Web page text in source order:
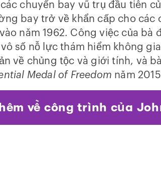
chuyến bay vũ trụ đầu tiên
bay trở về khẩn cấp cho các
vào năm 1962. Công việc của bà
số nỗ lực thám hiểm không
về chủng tộc và giới tính, và
Medal of Freedom năm
về công trình của